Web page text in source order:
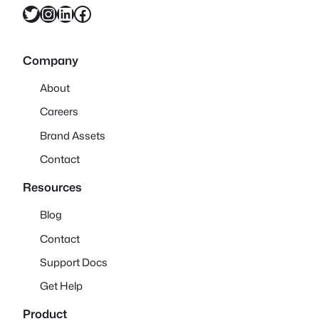
X InstagramLinkedIn Facebook
Company
About
Careers
Brand Assets
Contact
Resources
Blog
Contact
Support Docs
Get Help
Product